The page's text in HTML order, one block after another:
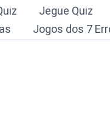
Jegue Quiz
Jogos dos 7